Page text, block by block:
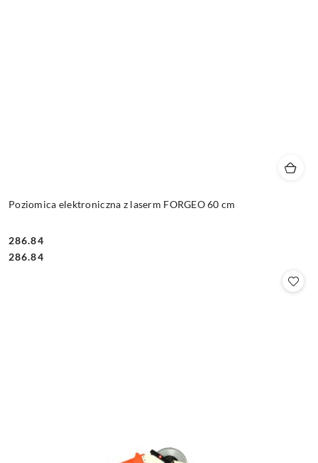
Poziomica elektroniczna z laserm FORGEO 60 cm
Cena:
286.84
Cena:
286.84